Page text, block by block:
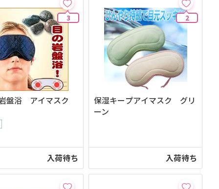
3
盤浴 アイマスク
入荷待ち
2
保湿キープアイマスク グリ
ーン
入荷待ち